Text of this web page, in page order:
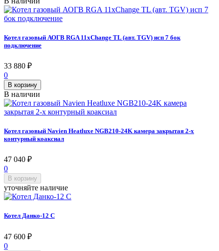
Котел газовый АОГВ RGA 11xChange TL (авт. TGV) исп 7 бок
подключение
33 880 ₽
0
В корзину
В наличии
Котел газовый Navien Heatluxe NGB210-24K камера закрытая 2-х
контурный коаксиал
47 040 ₽
0
В корзину
уточняйте наличие
Котел Данко-12 С
47 600 ₽
0